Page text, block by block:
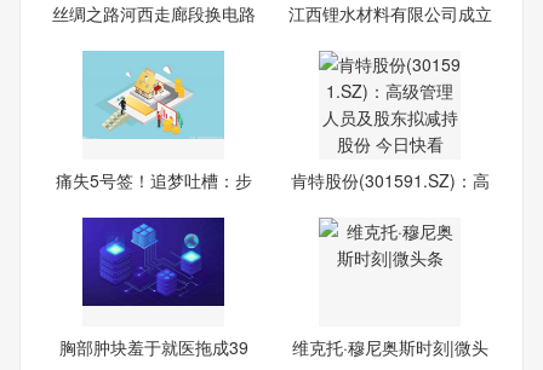
丝绸之路河西走廊段换电路
江西锂水材料有限公司成立
痛失5号签！追梦吐槽：步
肯特股份(301591.SZ)：高
胸部肿块羞于就医拖成39
维克托·穆尼奥斯时刻|微头